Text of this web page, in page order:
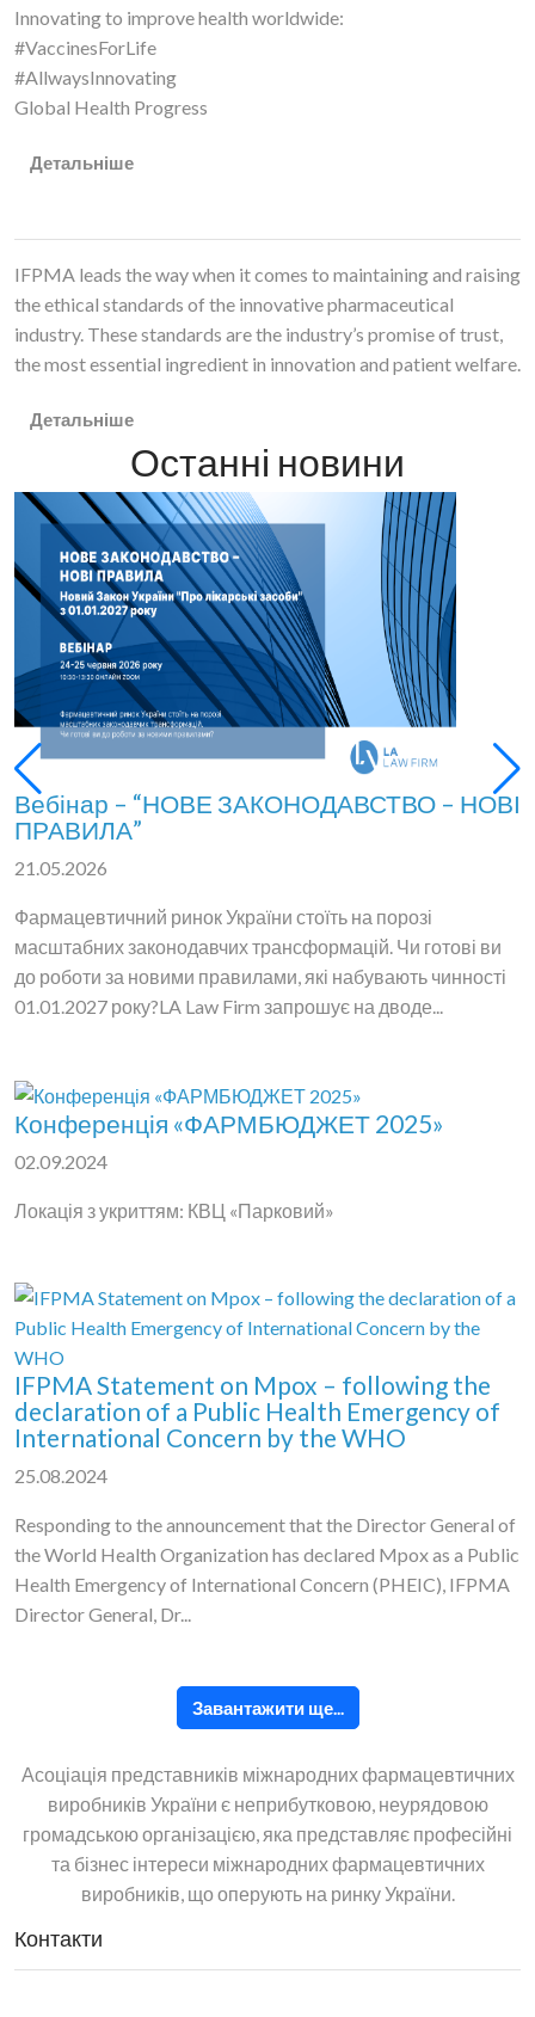
Innovating to improve health worldwide:
#VaccinesForLife
#AllwaysInnovating
Global Health Progress
Детальніше
IFPMA leads the way when it comes to maintaining and raising
the ethical standards of the innovative pharmaceutical
industry. These standards are the industry’s promise of trust,
the most essential ingredient in innovation and patient welfare.
Детальніше
Останні новини
Вебінар – “НОВЕ ЗАКОНОДАВСТВО – НОВІ
ПРАВИЛА”
21.05.2026
Фармацевтичний ринок України стоїть на порозі
масштабних законодавчих трансформацій. Чи готові ви
до роботи за новими правилами, які набувають чинності
01.01.2027 року?LA Law Firm запрошує на дводе...
Конференція «ФАРМБЮДЖЕТ 2025»
02.09.2024
Локація з укриттям: КВЦ «Парковий»
IFPMA Statement on Mpox – following the
declaration of a Public Health Emergency of
International Concern by the WHO
25.08.2024
Responding to the announcement that the Director General of
the World Health Organization has declared Mpox as a Public
Health Emergency of International Concern (PHEIC), IFPMA
Director General, Dr...
Завантажити ще...
Асоціація представників міжнародних фармацевтичних
виробників України є неприбутковою, неурядовою
громадською організацією, яка представляє професійні
та бізнес інтереси міжнародних фармацевтичних
виробників, що оперують на ринку України.
Контакти